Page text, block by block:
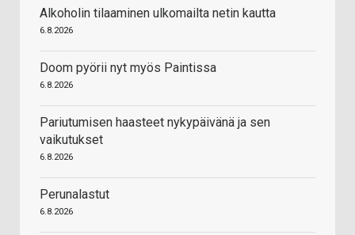
Alkoholin tilaaminen ulkomailta netin kautta
6.8.2026
Doom pyörii nyt myös Paintissa
6.8.2026
Pariutumisen haasteet nykypäivänä ja sen
vaikutukset
6.8.2026
Perunalastut
6.8.2026